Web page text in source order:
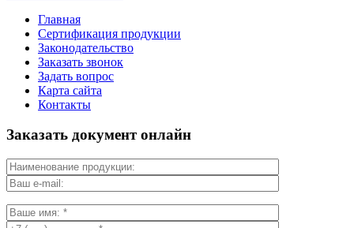
Главная
Сертификация продукции
Законодательство
Заказать звонок
Задать вопрос
Карта сайта
Контакты
Заказать документ онлайн